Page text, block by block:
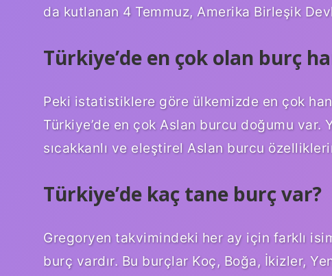
da kutlanan 4 Temmuz, Amerika Birleşik
Türkiye’de en çok olan burç
Peki istatistiklere göre ülkemizde en çok
Türkiye’de en çok Aslan burcu doğumu var.
sıcakkanlı ve eleştirel Aslan burcu
Türkiye’de kaç tane burç var?
Gregoryen takvimindeki her ay için farklı
burç vardır. Bu burçlar Koç, Boğa, İkizler,